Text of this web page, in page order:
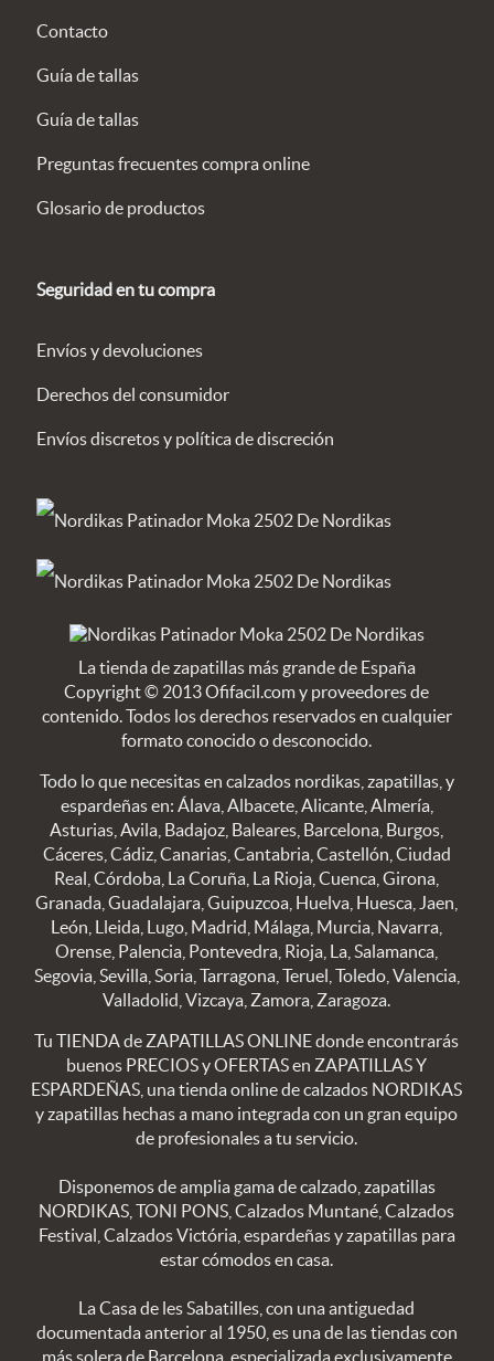
Contacto
Guía de tallas
Guía de tallas
Preguntas frecuentes compra online
Glosario de productos
Seguridad en tu compra
Envíos y devoluciones
Derechos del consumidor
Envíos discretos y política de discreción
La tienda de zapatillas más grande de España
Copyright © 2013 Ofifacil.com y proveedores de
contenido. Todos los derechos reservados en cualquier
formato conocido o desconocido.
Todo lo que necesitas en calzados nordikas, zapatillas, y
espardeñas en: Álava, Albacete, Alicante, Almería,
Asturias, Avila, Badajoz, Baleares, Barcelona, Burgos,
Cáceres, Cádiz, Canarias, Cantabria, Castellón, Ciudad
Real, Córdoba, La Coruña, La Rioja, Cuenca, Girona,
Granada, Guadalajara, Guipuzcoa, Huelva, Huesca, Jaen,
León, Lleida, Lugo, Madrid, Málaga, Murcia, Navarra,
Orense, Palencia, Pontevedra, Rioja, La, Salamanca,
Segovia, Sevilla, Soria, Tarragona, Teruel, Toledo, Valencia,
Valladolid, Vizcaya, Zamora, Zaragoza.
Tu TIENDA de ZAPATILLAS ONLINE donde encontrarás
buenos PRECIOS y OFERTAS en ZAPATILLAS Y
ESPARDEÑAS, una tienda online de calzados NORDIKAS
y zapatillas hechas a mano integrada con un gran equipo
de profesionales a tu servicio.
Disponemos de amplia gama de calzado, zapatillas
NORDIKAS, TONI PONS, Calzados Muntané, Calzados
Festival, Calzados Victória, espardeñas y zapatillas para
estar cómodos en casa.
La Casa de les Sabatilles, con una antiguedad
documentada anterior al 1950, es una de las tiendas con
más solera de Barcelona, especializada exclusivamente